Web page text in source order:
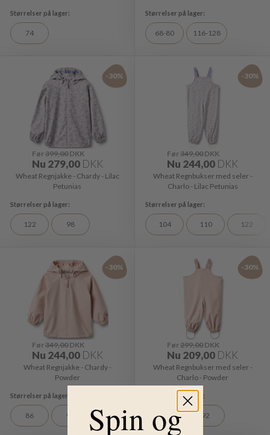
74 68-80 116-128
-30%
Før399,00DKK
Nu 279,00 DKK
Wheat Regnjakke - Chardy - Lilac
Petunias
122 98
-30%
Før349,00 DKK
Nu 244,00 DKK
Wheat Regnbukser med seler -
Charlo - Lilac Petunias
104 110 122
-30%
Før349,00DKK
Nu 244,00 DKK
Wheat Regnjakke - Chardy -
Powder
86 92
-30%
Før299,00 DKK
Nu 209,00 DKK
Wheat Regnbukser med seler -
Charlo - Powder
80 92
Spin og